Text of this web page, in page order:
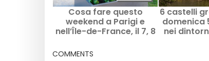
Cosa fare questo
weekend a Parigi e
nell’Île-de-France, il 7, 8
6 castelli
domenica
nei
COMMENTS